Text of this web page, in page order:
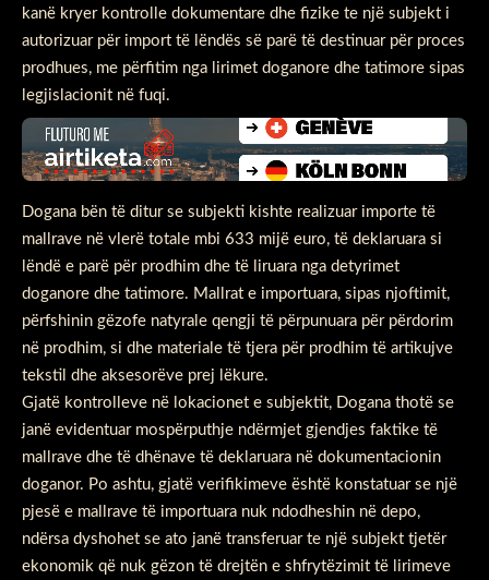
kanë kryer kontrolle dokumentare dhe fizike te një subjekt i
autorizuar për import të lëndës së parë të destinuar për proces
prodhues, me përfitim nga lirimet doganore dhe tatimore sipas
legjislacionit në fuqi.
Dogana bën të ditur se subjekti kishte realizuar importe të
mallrave në vlerë totale mbi 633 mijë euro, të deklaruara si
lëndë e parë për prodhim dhe të liruara nga detyrimet
doganore dhe tatimore. Mallrat e importuara, sipas njoftimit,
përfshinin gëzofe natyrale qengji të përpunuara për përdorim
në prodhim, si dhe materiale të tjera për prodhim të artikujve
tekstil dhe aksesorëve prej lëkure.
Gjatë kontrolleve në lokacionet e subjektit, Dogana thotë se
janë evidentuar mospërputhje ndërmjet gjendjes faktike të
mallrave dhe të dhënave të deklaruara në dokumentacionin
doganor. Po ashtu, gjatë verifikimeve është konstatuar se një
pjesë e mallrave të importuara nuk ndodheshin në depo,
ndërsa dyshohet se ato janë transferuar te një subjekt tjetër
ekonomik që nuk gëzon të drejtën e shfrytëzimit të lirimeve